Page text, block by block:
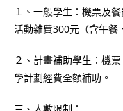
１、一般學生：機票及
活動雜費300元（含午餐
２、計畫補助學生：機
學計劃經費全額補助。